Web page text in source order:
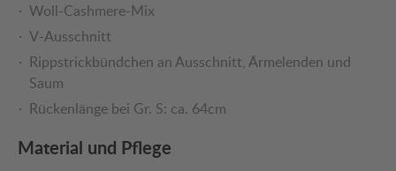
Woll-Cashmere-Mix
V-Ausschnitt
Rippstrickbündchen an Ausschnitt, Ärmelenden und
Saum
Rückenlänge bei Gr. S: ca. 64cm
Material und Pflege